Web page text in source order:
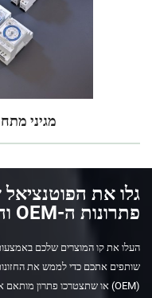
מגיני
גלו את
פתרונות ה-OEM וה-ODM שלנו
שותפים אתכם כדי לממש את